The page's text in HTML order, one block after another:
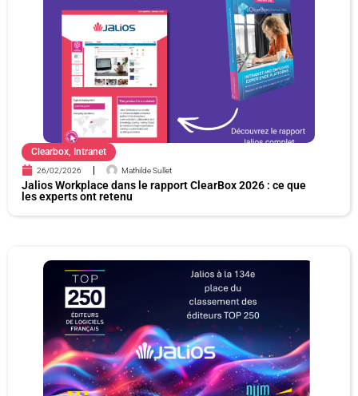
Clearbox, Intranet
26/02/2026 Mathilde Sullet
Jalios Workplace dans le rapport ClearBox 2026 : ce que
les experts ont retenu
e
e